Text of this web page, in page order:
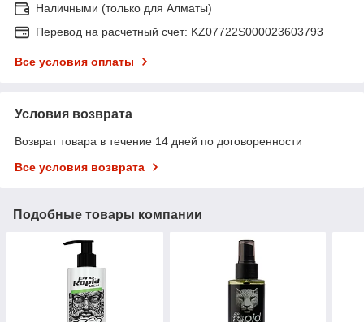
Наличными (только для Алматы)
Перевод на расчетный счет: KZ07722S000023603793
Все условия оплаты
Условия возврата
Возврат товара в течение 14 дней по договоренности
Все условия возврата
Подобные товары компании